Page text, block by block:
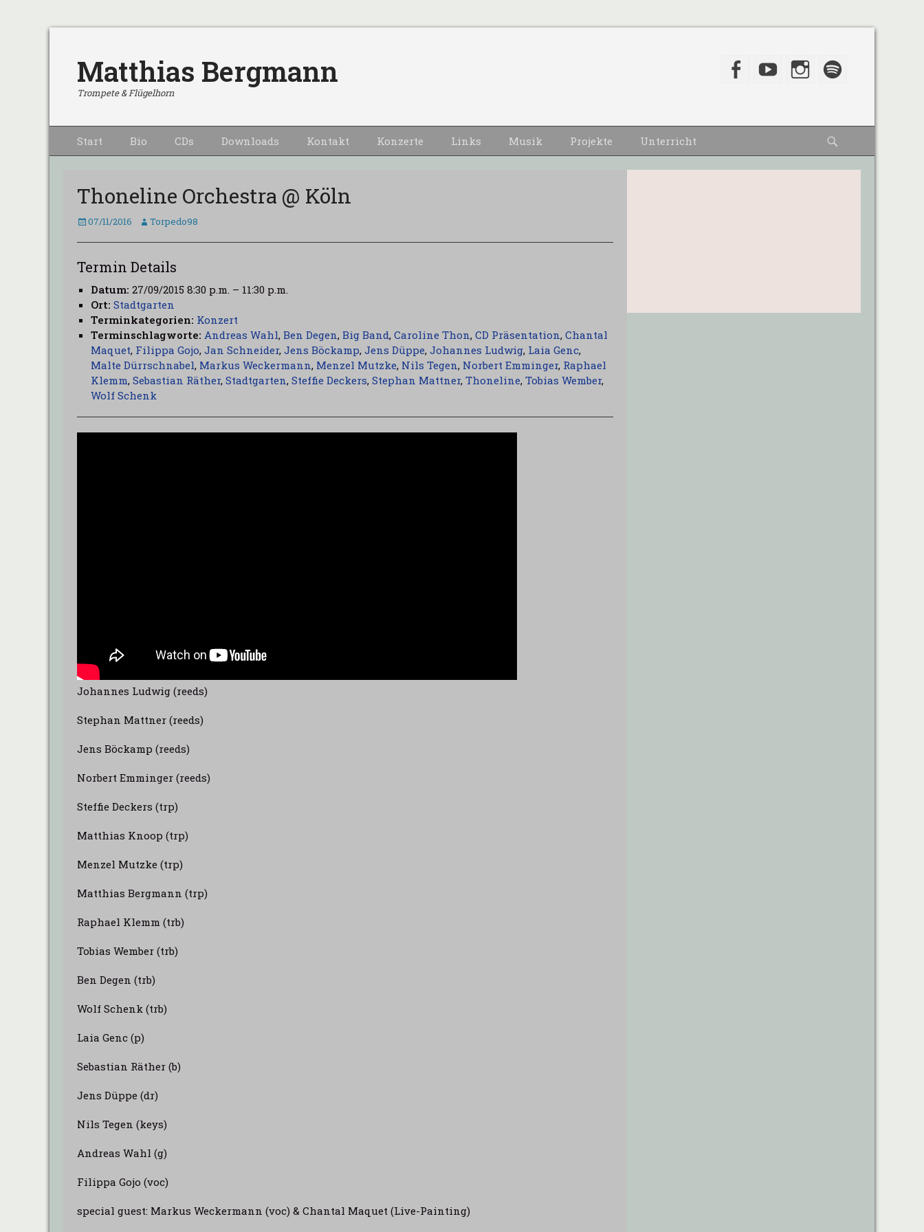
Matthias Bergmann
Trompete & Flügelhorn
Facebook
YouTubeInstagram
Primärmenu
zum
Start Bio CDs Downloads Kontakt Konzerte Links Musik Projekte Unterricht
Thoneline Orchestra @ Köln
Veröffentlicht
07/11/2016 Autor
Torpedo98
Termin Details
Datum: 27/09/2015 8:30 p.m. – 11:30 p.m.
Ort: Stadtgarten
Terminkategorien: Konzert
Terminschlagworte: Andreas Wahl, Ben Degen, Big Band, Caroline Thon, CD Präsentation, Chantal
Maquet, Filippa Gojo, Jan Schneider, Jens Böckamp, Jens Düppe, Johannes Ludwig, Laia Genc,
Malte Dürrschnabel, Markus Weckermann, Menzel Mutzke, Nils Tegen, Norbert Emminger, Raphael
Klemm, Sebastian Räther, Stadtgarten, Steffie Deckers, Stephan Mattner, Thoneline, Tobias Wember,
Wolf Schenk
Johannes Ludwig (reeds)
Stephan Mattner (reeds)
Jens Böckamp (reeds)
Norbert Emminger (reeds)
Steffie Deckers (trp)
Matthias Knoop (trp)
Menzel Mutzke (trp)
Matthias Bergmann (trp)
Raphael Klemm (trb)
Tobias Wember (trb)
Ben Degen (trb)
Wolf Schenk (trb)
Laia Genc (p)
Sebastian Räther (b)
Jens Düppe (dr)
Nils Tegen (keys)
Andreas Wahl (g)
Filippa Gojo (voc)
special guest: Markus Weckermann (voc) & Chantal Maquet (Live-Painting)